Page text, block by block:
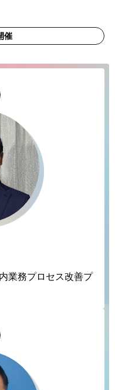
催
業務プロセス改善プ